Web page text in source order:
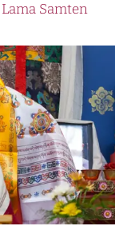
Samten